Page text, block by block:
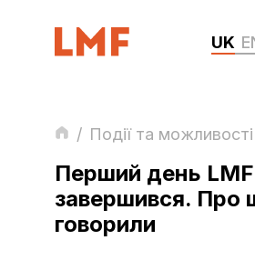
UK
/ Події та можливості
Перший день
завершився. Про
говорили